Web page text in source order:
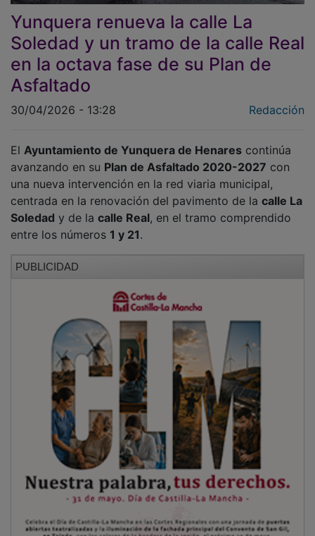
Yunquera renueva la calle La
Soledad y un tramo de la calle Real
en la octava fase de su Plan de
Asfaltado
avanzando en su Plan de Asfaltado 2020-2027con
una nueva intervención en la red viaria municipal,
centrada en la renovación del pavimento de lacalle La
Soledady de lacalle Real , en el tramo comprendido
entre los números1 y 21.